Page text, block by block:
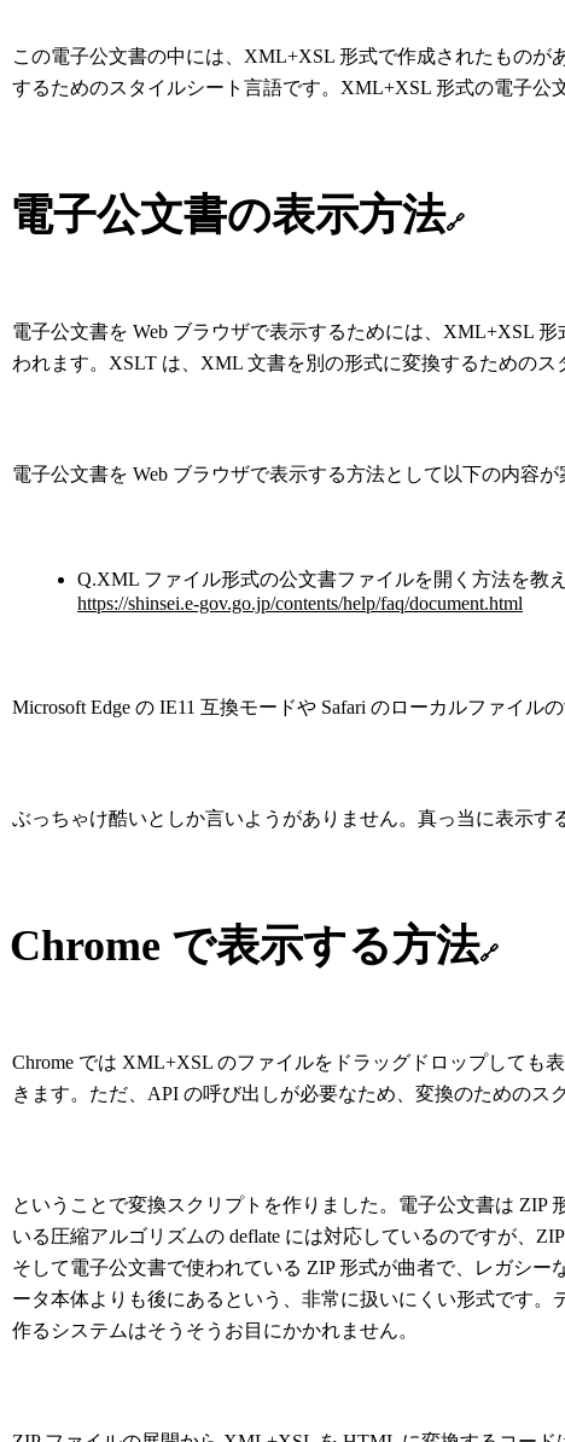
この電子公文書の中には、XML+XSL 形式で作成されたもの
するためのスタイルシート言語です。XML+XSL 形式の電子公
電子公文書の表示方法🔗
電子公文書を Web ブラウザで表示するためには、XML+XSL
われます。XSLT は、XML 文書を別の形式に変換するための
電子公文書を Web ブラウザで表示する方法として以下の内容が
Q.XML ファイル形式の公文書ファイルを開く方法を教
https://shinsei.e-gov.go.jp/contents/help/faq/document.html
Microsoft Edge の IE11 互換モードや Safari のローカルファイル
ぶっちゃけ酷いとしか言いようがありません。真っ当に表示
Chrome で表示する方法🔗
Chrome では XML+XSL のファイルをドラッグドロップしても
きます。ただ、API の呼び出しが必要なため、変換のためのス
ということで変換スクリプトを作りました。電子公文書は ZIP
いる圧縮アルゴリズムの deflate には対応しているのですが、
そして電子公文書で使われている ZIP 形式が曲者で、レガシ
ータ本体よりも後にあるという、非常に扱いにくい形式です
作るシステムはそうそうお目にかかれません。